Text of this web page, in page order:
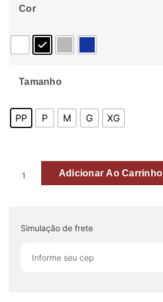
Cor
Tamanho
PP P M G XG
Adicionar Ao Carrinho
Simulação de frete